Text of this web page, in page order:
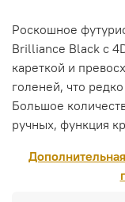
Роскошное
Brilliance Black с
кареткой и
голеней, что
Большое
ручных, функция